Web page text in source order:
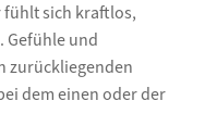
sich kraftlos,
Gefühle und
zurückliegenden
dem einen oder der